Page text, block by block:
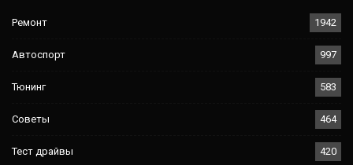
Ремонт 1942
Автоспорт 997
Тюнинг 583
Советы 464
Тест драйвы 420